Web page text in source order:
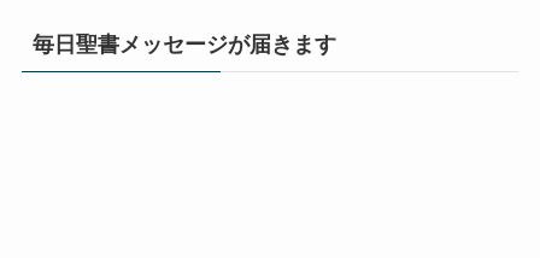
毎日聖書メッセージが届きます